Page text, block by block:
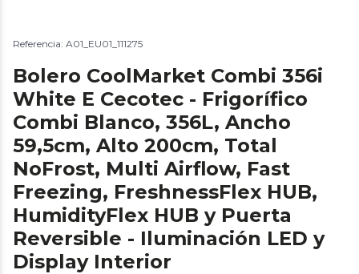
Referencia: A01_EU01_111275
Bolero CoolMarket Combi 356i
White E Cecotec - Frigorífico
Combi Blanco, 356L, Ancho
59,5cm, Alto 200cm, Total
NoFrost, Multi Airflow, Fast
Freezing, FreshnessFlex HUB,
HumidityFlex HUB y Puerta
Reversible - Iluminación LED y
Display Interior